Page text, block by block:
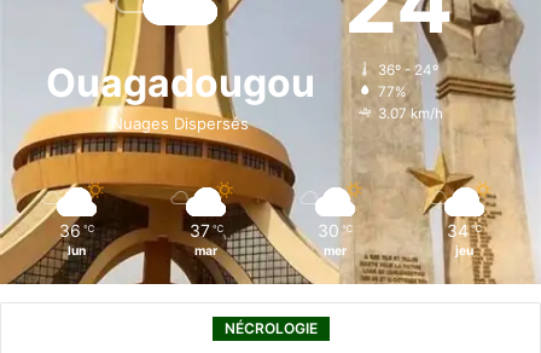
b
o
k
i
n
a
g
r
o
k
Ouagadougou
Nuages Dispersés
36º - 24º
77%
3.07 km/h
36 ℃
lun
37 ℃
mar
30 ℃
mer
34 ℃
jeu
NÉCROLOGIE